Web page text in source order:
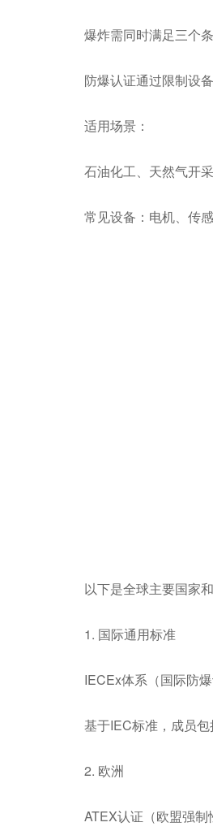
爆炸需同时满足三个
防爆认证通过限制设
适用场景：
石油化工、天然气开
常见设备：电机、传
以下是全球主要国家
1. 国际通用标准
IECEx体系（国际防爆
基于IEC标准，成员
2. 欧洲
ATEX认证（欧盟强制